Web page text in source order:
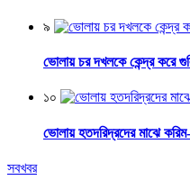
৯
ভোলায় চর দখলকে কেন্দ্র করে
১০
ভোলায় হতদরিদ্রদের মাঝে
সবখবর